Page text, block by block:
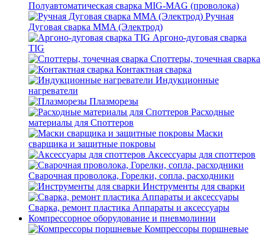
Полуавтоматическая сварка MIG-MAG (проволока)
Ручная
Дуговая сварка MMA (Электрод)
Аргоно-дуговая сварка
TIG
Споттеры, точечная сварка
Контактная сварка
Индукционные
нагреватели
Плазморезы
Расходные
материалы для Споттеров
Маски
сварщика и защитные покровы
Аксессуары для споттеров
Сварочная проволока, Горелки, сопла, расходники
Инструменты для сварки
Сварка, ремонт пластика Аппараты и аксессуары
Компрессорное оборудование и пневмолинии
Компрессоры поршневые